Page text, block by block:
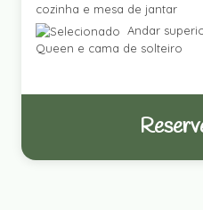
cozinha e mesa de jantar
Andar
Queen e cama de solteiro